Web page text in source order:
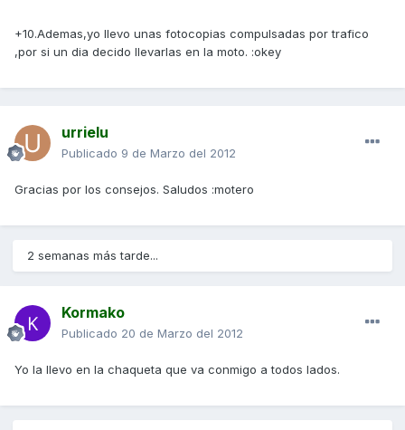
+10.Ademas,yo llevo unas fotocopias compulsadas por trafico
,por si un dia decido llevarlas en la moto. :okey
urrielu
Publicado 9 de Marzo del 2012
Gracias por los consejos. Saludos :motero
2 semanas más tarde...
Kormako
Publicado 20 de Marzo del 2012
Yo la llevo en la chaqueta que va conmigo a todos lados.